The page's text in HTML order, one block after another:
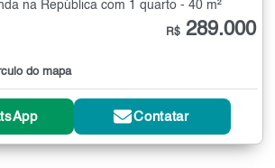
na República com 1 quarto - 40 m²
do mapa
R$ 289.000
Contatar